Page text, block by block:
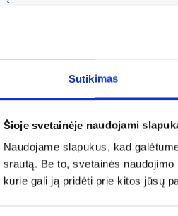
Sutikimas
Šioje svetainėje naudojami
Naudojame slapukus, kad
srautą. Be to, svetainės
kurie gali ją pridėti prie kitos jūsų
auklėtojoms
tėvams ir seneliams